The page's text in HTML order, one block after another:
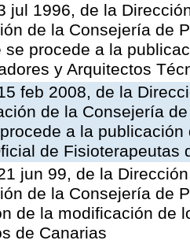
jul 1996, de la
de la Consejería de
se procede a la
y Arquitectos
feb 2008, de la
de la Consejería
a la
de Fisioterapeutas
jun 99, de la
de la Consejería de
de la modificación de
de Canarias